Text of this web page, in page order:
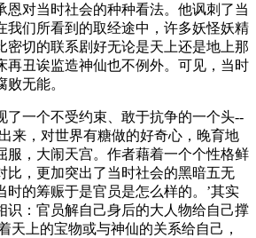
恩对当时社会的种种看法。他讽刺了当
我们所看到的取经途中，许多妖怪妖精
密切的联系剧好无论是天上还是地上那
再丑诶监造神仙也不例外。可见，当时
无能。
了一个不受约束、敢于抗争的一个头--
来，对世界有糖做的好奇心，晚育地
服，大闹天宫。作者藉着一个个性格鲜
比，更加突出了当时社会的黑暗五无
时的筹赈于是官员是怎么样的。’其实
识：官员解自己身后的大人物给自己撑
天上的宝物或与神仙的关系给自己，